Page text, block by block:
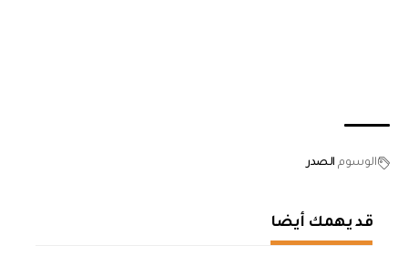
الوسوم الصدر
قد يهمك أيضا